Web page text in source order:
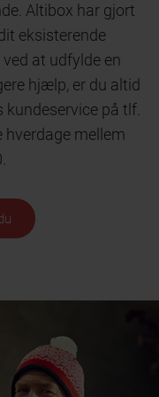
Altibox har gjort
eksisterende
at udfylde en
hjælp, er du altid
på tlf.
hverdage mellem